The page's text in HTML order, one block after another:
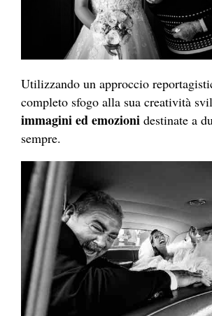
Utilizzando un approccio
completo sfogo alla sua creatività
immagini ed emozioni destinate a
sempre.